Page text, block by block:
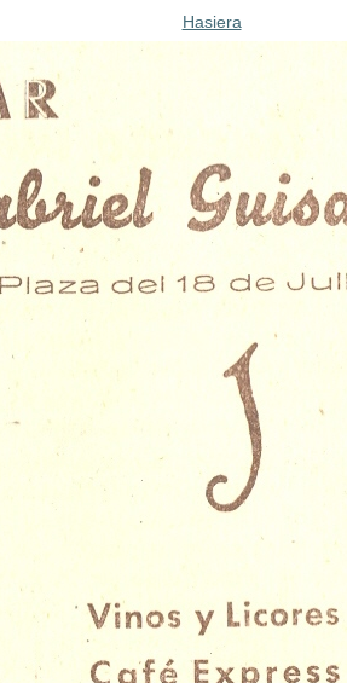
Hasiera